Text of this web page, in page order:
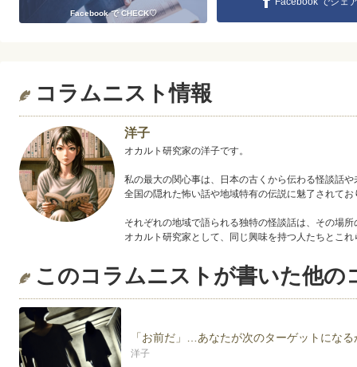
Facebook で CHECK♡
コラムニスト情報
洋子
オカルト研究家の洋子です。
私の最大の関心事は、日本の古くから伝わる怪談話
全国の隠れた怖い話や地域特有の伝説に魅了されて
それぞれの地域で語られる独特の怪談話は、その場
オカルト研究家として、同じ興味を持つ人たちとこ
このコラムニストが書いた他の
「お前だ」…あなたが次のターゲットにな
洋子